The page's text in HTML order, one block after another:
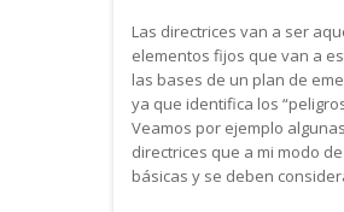
Las directrices van a ser
elementos fijos que van a
las bases de un plan de
ya que identifica los
Veamos por ejemplo algunas
directrices que a mi modo
básicas y se deben